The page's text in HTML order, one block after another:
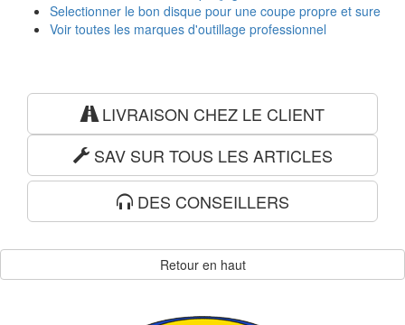
Selectionner le bon disque pour une coupe propre et sure
Voir toutes les marques d'outillage professionnel
LIVRAISON CHEZ LE CLIENT
SAV SUR TOUS LES ARTICLES
DES CONSEILLERS
Retour en haut